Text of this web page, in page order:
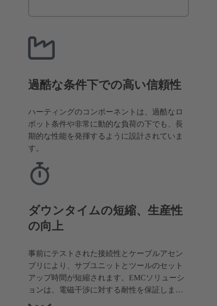
過酷な条件下での高い信頼性
ハーティングのコンポーネントは、過酷なロ
ボット条件や非常に動的な負荷の下でも、長
期的な性能を発揮するように設計されていま
す。
ダウンタイムの短縮、生産性
の向上
事前にテストされた接続性とケーブルアセン
ブリにより、サブユニットとツールのセット
アップ時間が短縮されます。EMCソリューシ
ョンは、電磁干渉に対する耐性を保証しま
す。